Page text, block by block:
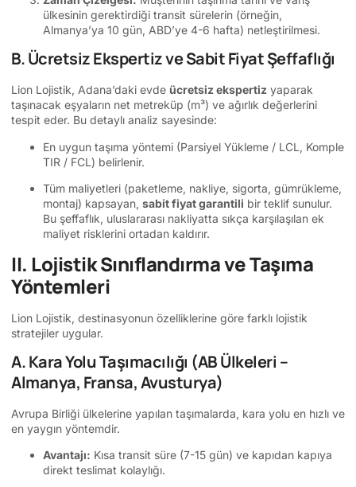
ülkesinin gerektirdiği transit sürelerin (örneğin,
Almanya’ya 10 gün, ABD’ye 4-6 hafta) netleştirilmesi.
B. Ücretsiz Ekspertiz ve Sabit Fiyat Şeffaflığı
Lion Lojistik, Adana’daki evde ücretsiz ekspertiz yaparak
taşınacak eşyaların net metreküp (m³) ve ağırlık değerlerini
tespit eder. Bu detaylı analiz sayesinde:
En uygun taşıma yöntemi (Parsiyel Yükleme / LCL, Komple
TIR / FCL) belirlenir.
Tüm maliyetleri (paketleme, nakliye, sigorta, gümrükleme,
montaj) kapsayan, sabit fiyat garantili bir teklif sunulur.
Bu şeffaflık, uluslararası nakliyatta sıkça karşılaşılan ek
maliyet risklerini ortadan kaldırır.
II. Lojistik Sınıflandırma ve Taşıma
Yöntemleri
Lion Lojistik, destinasyonun özelliklerine göre farklı lojistik
stratejiler uygular.
A. Kara Yolu Taşımacılığı (AB Ülkeleri –
Almanya, Fransa, Avusturya)
Avrupa Birliği ülkelerine yapılan taşımalarda, kara yolu en hızlı ve
en yaygın yöntemdir.
Avantajı: Kısa transit süre (7-15 gün) ve kapıdan kapıya
direkt teslimat kolaylığı.